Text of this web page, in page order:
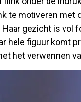
te motiveren met
gezicht is vol
hele figuur komt
het verwennen